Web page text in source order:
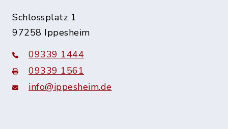
Schlossplatz 1
97258 Ippesheim
09339 1444
09339 1561
info@ippesheim.de